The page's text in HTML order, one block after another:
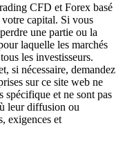
CFD et Forex basé
capital. Si vous
une partie ou la
laquelle les marchés
les investisseurs.
si nécessaire, demandez
sur ce site web ne
spécifique et ne sont pas
leur diffusion ou
exigences et